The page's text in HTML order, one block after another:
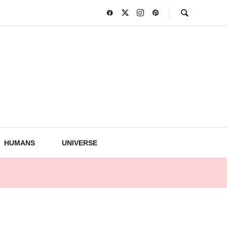
HUMANS UNIVERSE